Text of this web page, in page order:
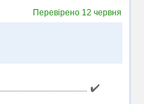
Перевірено 12 червня
✔️